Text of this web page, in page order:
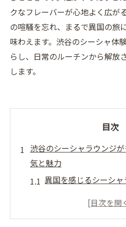
クなフレーバーが心地よく広が
の喧騒を忘れ、まるで異国の旅
味わえます。渋谷のシーシャ体
らし、日常のルーチンから解放
します。
目次
渋谷のシーシャラウンジ
気と魅力
異国を感じるシーシ
渋谷のシーシャラウ